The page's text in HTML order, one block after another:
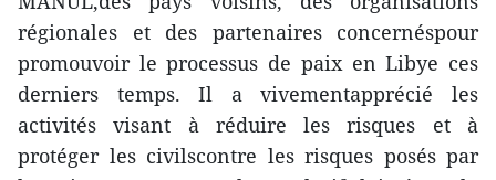
régionales et des partenaires concernéspour
promouvoir le processus de paix en Libye ces
derniers temps. Il a vivementapprécié les
activités visant à réduire les risques et à
protéger les civilscontre les risques posés par